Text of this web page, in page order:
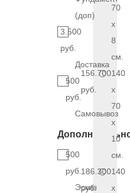
(доп)
3.500
руб.
Доставка
500
руб.
Самовывоз
500
руб.
Эскиз
70
x
8
см.
156.700
руб.
140
x
70
x
10
см.
186.300
руб.
140
x